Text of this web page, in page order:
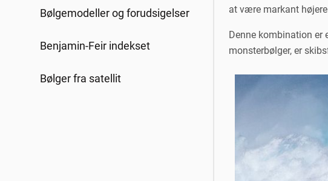
Bølgemodeller og forudsigelser
Benjamin-Feir indekset
Bølger fra satellit
at være markant
Denne kombination
monsterbølger, er